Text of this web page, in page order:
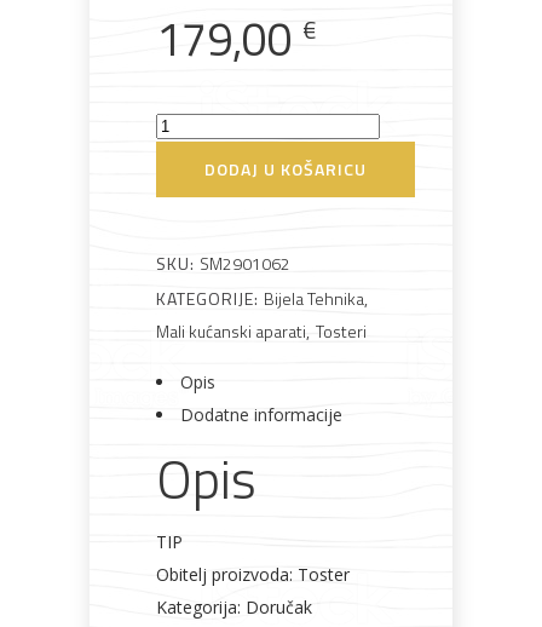
galanterija roba
179,00 €
Smeg
DODAJ U KOŠARICU
SKU: SM2901062
KATEGORIJE: Bijela Tehnika,
Mali kućanski aparati, Tosteri
Opis
Dodatne informacije
Opis
TIP
Obitelj proizvoda: Toster
Kategorija: Doručak